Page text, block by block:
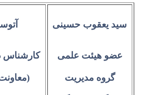
سید یعقوب حسینی
عضو هیئت علمی
گروه مدیریت
کارشناس